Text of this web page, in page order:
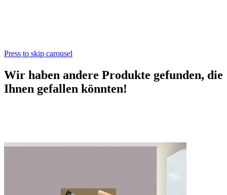
Press to skip carousel
Wir haben andere Produkte gefunden, die
Ihnen gefallen könnten!